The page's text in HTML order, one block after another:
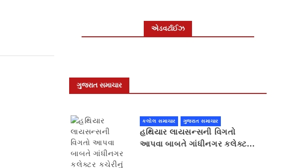
એડવર્ટાઈઝ
ગુજરાત સમાચાર
કલોલ સમાચાર ગુજરાત સમાચાર
હથિયાર લાયસન્સની વિગતો
આપવા બાબતે ગાંધીનગર કલેક્ટર